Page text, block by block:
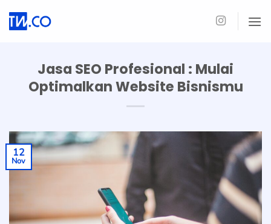
Jasa SEO Profesional : Mulai
Optimalkan Website Bisnismu
12
Nov